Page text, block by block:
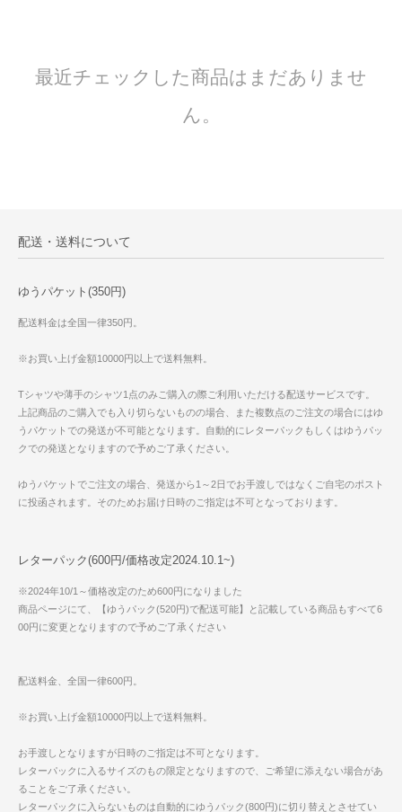
最近チェックした商品はまだありませ
ん。
配送・送料について
ゆうパケット(350円)
配送料金は全国一律350円。
※お買い上げ金額10000円以上で送料無料。
Tシャツや薄手のシャツ1点のみご購入の際ご利用いただける配送サービスです。
上記商品のご購入でも入り切らないものの場合、また複数点のご注文の場合にはゆ
うパケットでの発送が不可能となります。自動的にレターパックもしくはゆうパッ
クでの発送となりますので予めご了承ください。
ゆうパケットでご注文の場合、発送から1～2日でお手渡しではなくご自宅のポスト
に投函されます。そのためお届け日時のご指定は不可となっております。
レターパック(600円/価格改定2024.10.1~)
※2024年10/1～価格改定のため600円になりました
商品ページにて、【ゆうパック(520円)で配送可能】と記載している商品もすべて6
00円に変更となりますので予めご了承ください
配送料金、全国一律600円。
※お買い上げ金額10000円以上で送料無料。
お手渡しとなりますが日時のご指定は不可となります。
レターパックに入るサイズのもの限定となりますので、ご希望に添えない場合があ
ることをご了承ください。
レターパックに入らないものは自動的にゆうパック(800円)に切り替えとさせてい